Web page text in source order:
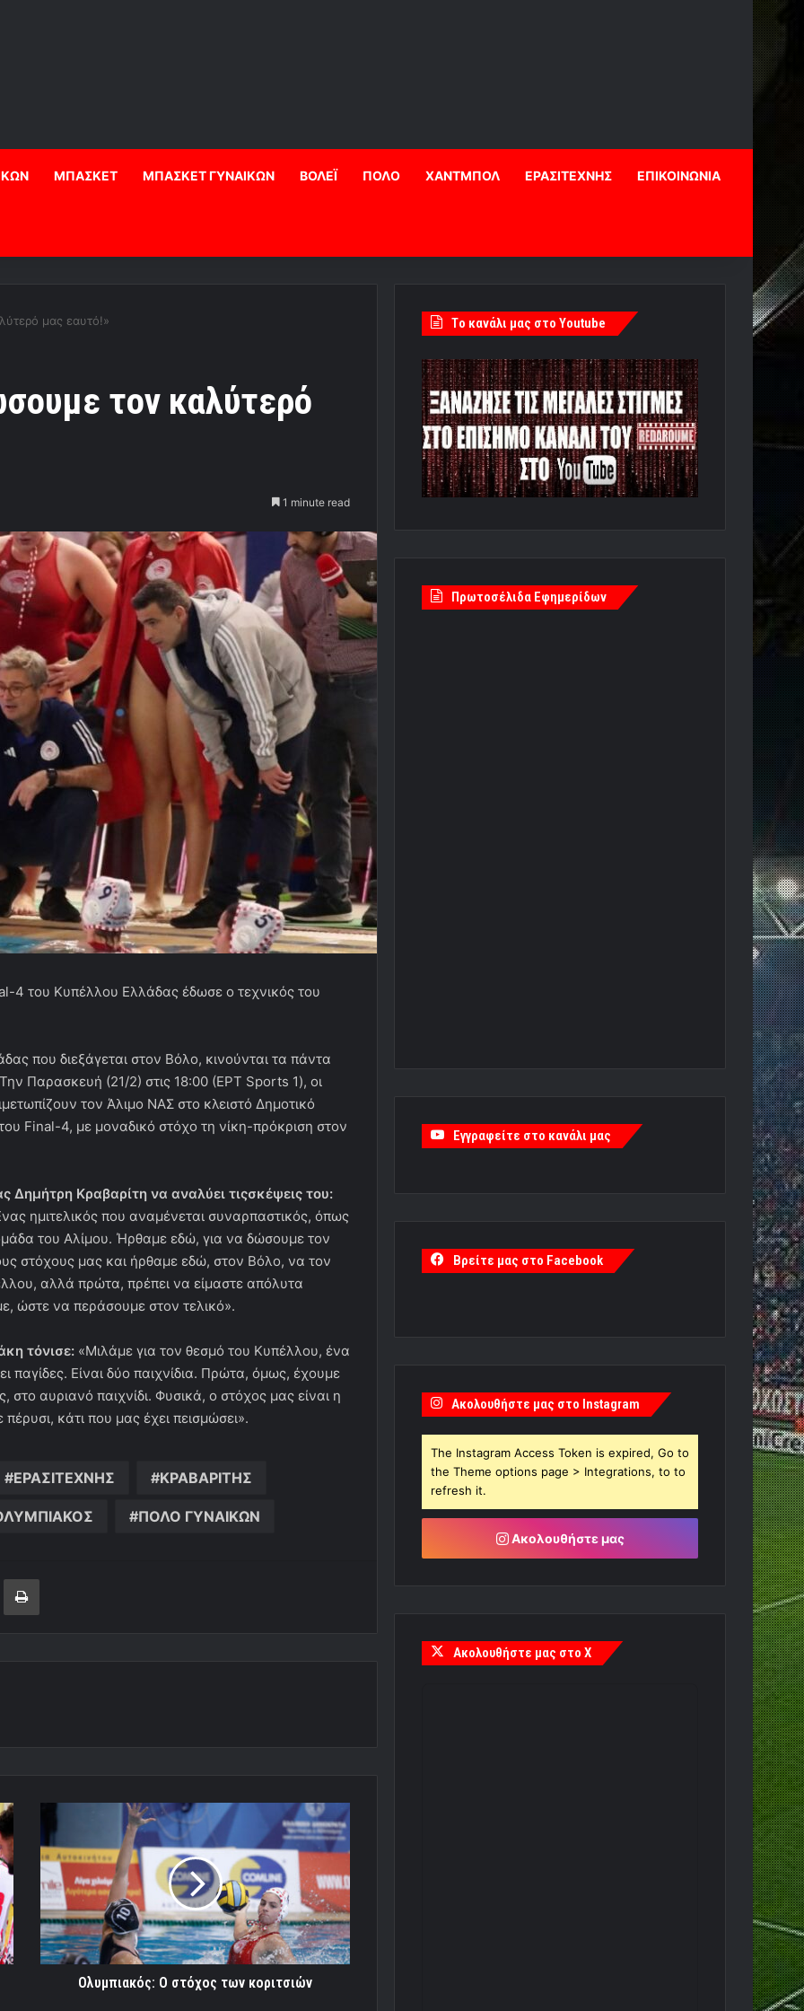
ΜΠΑΣΚΕΤ ΜΠΑΣΚΕΤ ΓΥΝΑΙΚΩΝ ΒΟΛΕΪ ΠΟΛΟ ΧΑΝΤΜΠΟΛ ΕΡΑΣΙΤΕΧΝΗΣ ΕΠΙΚΟΙΝΩΝΙΑ
μας εαυτό!»
τον καλύτερό
1 minute read
4 του Κυπέλλου Ελλάδας έδωσε ο τεχνικός του
που διεξάγεται στον Βόλο, κινούνται τα πάντα
Παρασκευή (21/2) στις 18:00 (EPT Sports 1), οι
τον Άλιμο ΝΑΣ στο κλειστό Δημοτικό
Final-4, με μοναδικό στόχο τη νίκη-πρόκριση στον
Κραβαρίτη να αναλύει τιςσκέψεις του:
ημιτελικός που αναμένεται συναρπαστικός, όπως
του Αλίμου. Ήρθαμε εδώ, για να δώσουμε τον
στόχους μας και ήρθαμε εδώ, στον Βόλο, να τον
αλλά πρώτα, πρέπει να είμαστε απόλυτα
ώστε να περάσουμε στον τελικό».
τόνισε: «Μιλάμε για τον θεσμό του Κυπέλλου, ένα
Είναι δύο παιχνίδια. Πρώτα, όμως, έχουμε
στο αυριανό παιχνίδι. Φυσικά, ο στόχος μας είναι η
κάτι που μας έχει πεισμώσει».
ΕΡΑΣΙΤΕΧΝΗΣ ΚΡΑΒΑΡΙΤΗΣ
ΠΟΛΟ ΓΥΝΑΙΚΩΝ
μέσω ηλεκτρονικού ταχυδρομείου
Εκτύπωση
στόχος
των
κοριτσιών
Ολυμπιακός: Ο στόχος των κοριτσιών
Tο κανάλι μας στο Youtube
Πρωτοσέλιδα Εφημερίδων
Εγγραφείτε στο κανάλι μας
Βρείτε μας στο Facebook
Ακολουθήστε μας στο Instagram
The Instagram Access Token is expired, Go to
the Theme options page > Integrations, to to
refresh it.
Ακολουθήστε μας
Ακολουθήστε μας στο X